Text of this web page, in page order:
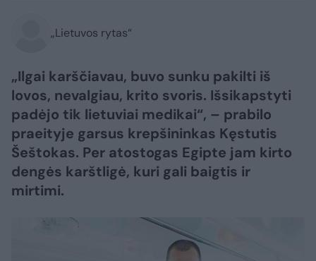
„Lietuvos rytas“
„Ilgai karščiavau, buvo sunku pakilti iš
lovos, nevalgiau, krito svoris. Išsikapstyti
padėjo tik lietuviai medikai“, – prabilo
praeityje garsus krepšininkas Kęstutis
Šeštokas. Per atostogas Egipte jam kirto
dengės karštligė, kuri gali baigtis ir
mirtimi.